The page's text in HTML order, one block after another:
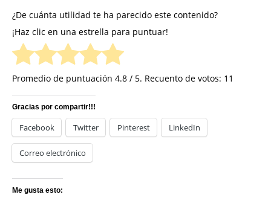
¿De cuánta utilidad te ha parecido este contenido?
¡Haz clic en una estrella para puntuar!
Promedio de puntuación 4.8 / 5. Recuento de votos: 11
Gracias por compartir!!!
Facebook Twitter Pinterest LinkedIn
Correo electrónico
Me gusta esto: